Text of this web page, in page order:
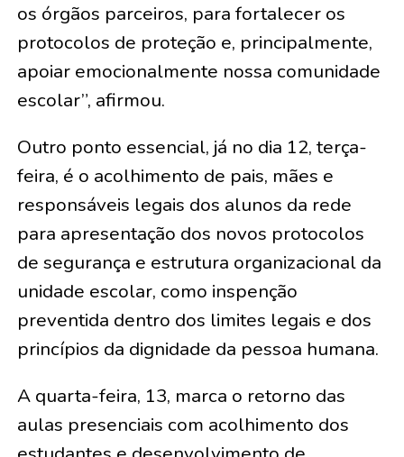
os órgãos parceiros, para fortalecer os
protocolos de proteção e, principalmente,
apoiar emocionalmente nossa comunidade
escolar”, afirmou.
Outro ponto essencial, já no dia 12, terça-
feira, é o acolhimento de pais, mães e
responsáveis legais dos alunos da rede
para apresentação dos novos protocolos
de segurança e estrutura organizacional da
unidade escolar, como inspenção
preventida dentro dos limites legais e dos
princípios da dignidade da pessoa humana.
A quarta-feira, 13, marca o retorno das
aulas presenciais com acolhimento dos